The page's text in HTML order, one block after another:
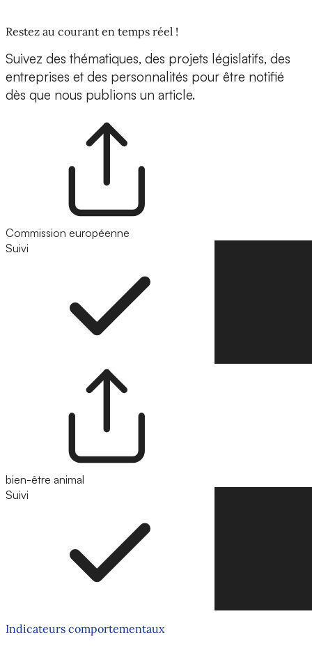
Restez au courant en temps réel !
Suivez des thématiques, des projets législatifs, des
entreprises et des personnalités pour être notifié
dès que nous publions un article.
Commission européenne
Suivi
bien-être animal
Suivi
Indicateurs comportementaux